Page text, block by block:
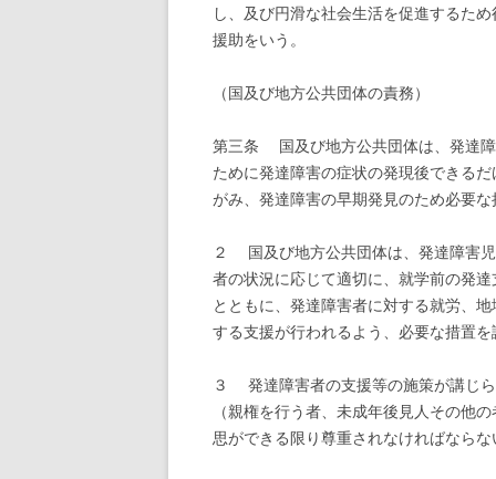
し、及び円滑な社会生活を促進するた
援助をいう。
（国及び地方公共団体の責務）
第三条 国及び地方公共団体は、発達
ために発達障害の症状の発現後できる
がみ、発達障害の早期発見のため必要な
２ 国及び地方公共団体は、発達障害
者の状況に応じて適切に、就学前の発
とともに、発達障害者に対する就労、
する支援が行われるよう、必要な措置を
３ 発達障害者の支援等の施策が講じ
（親権を行う者、未成年後見人その他
思ができる限り尊重されなければならな